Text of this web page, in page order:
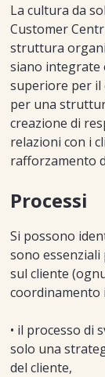
La cultura da
Customer
struttura
siano integrate
superiore per il
per una
creazione di
relazioni con i
rafforzamento
Processi
Si possono
sono
sul cliente
coordinamento
• il processo di
solo una
del cliente,